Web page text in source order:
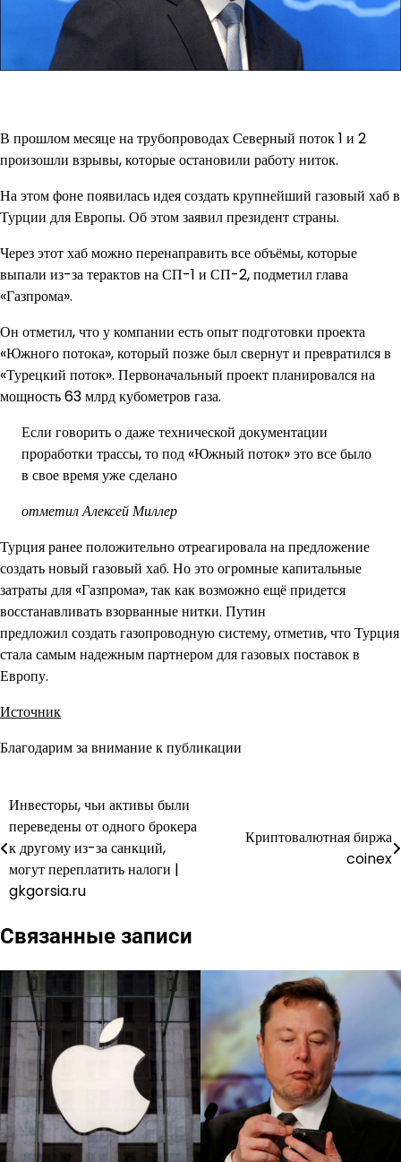
В прошлом месяце на трубопроводах Северный поток 1 и 2
произошли взрывы, которые остановили работу ниток.
На этом фоне появилась идея создать крупнейший газовый хаб в
Турции для Европы. Об этом заявил президент страны.
Через этот хаб можно перенаправить все объёмы, которые
выпали из-за терактов на СП-1 и СП-2, подметил глава
«Газпрома».
Он отметил, что у компании есть опыт подготовки проекта
«Южного потока», который позже был свернут и превратился в
«Турецкий поток». Первоначальный проект планировался на
мощность 63 млрд кубометров газа.
Если говорить о даже технической документации
проработки трассы, то под «Южный поток» это все было
в свое время уже сделано
отметил Алексей Миллер
Турция ранее положительно отреагировала на предложение
создать новый газовый хаб. Но это огромные капитальные
затраты для «Газпрома», так как возможно ещё придется
восстанавливать взорванные нитки. Путин
предложил создать газопроводную систему, отметив, что Турция
стала самым надежным партнером для газовых поставок в
Европу.
Источник
Благодарим за внимание к публикации
Навигация
по
записям
Инвесторы, чьи активы были
переведены от одного брокера
к другому из-за санкций,
могут переплатить налоги |
gkgorsia.ru
Криптовалютная биржа
coinex
Связанные записи